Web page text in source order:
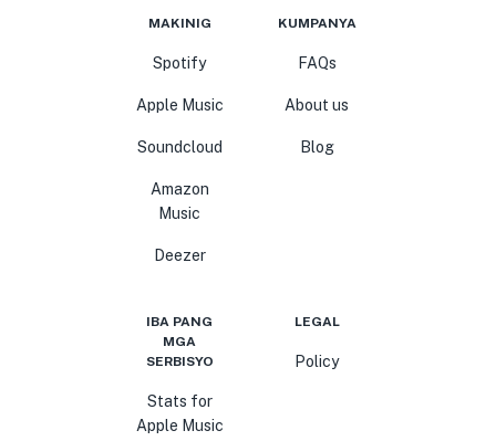
MAKINIG
Spotify
Apple Music
Soundcloud
Amazon
Music
Deezer
KUMPANYA
FAQs
About us
Blog
IBA PANG
MGA
SERBISYO
Stats for
Apple Music
LEGAL
Policy